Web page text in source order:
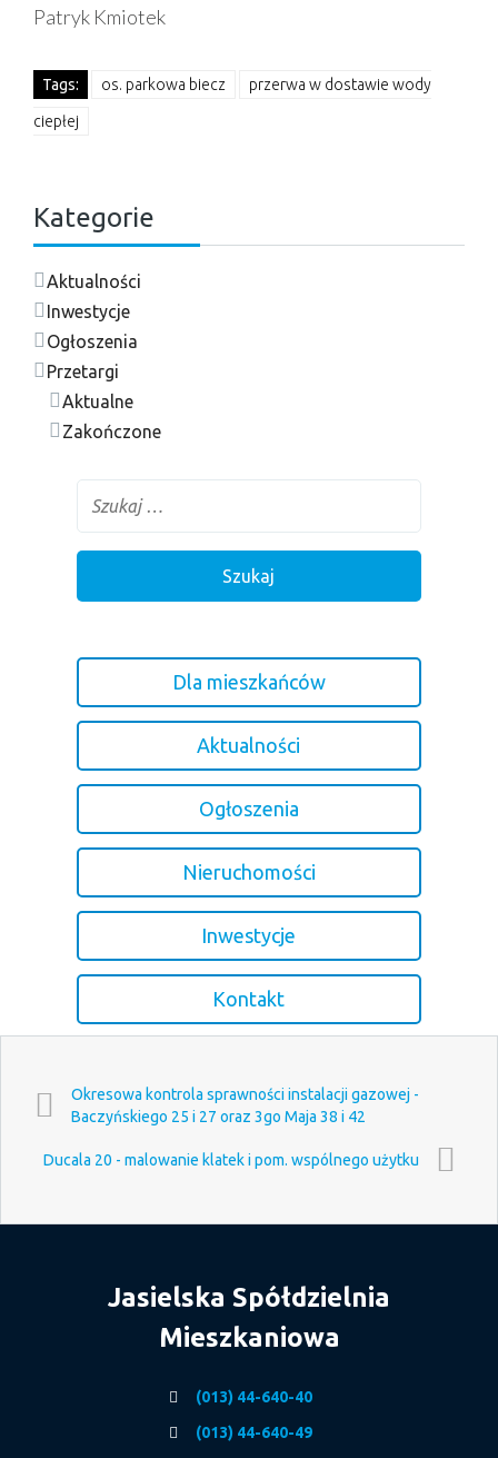
Patryk Kmiotek
Tags: os. parkowa biecz przerwa w dostawie wody
ciepłej
Kategorie
Aktualności
Inwestycje
Ogłoszenia
Przetargi
Aktualne
Zakończone
Dla mieszkańców
Aktualności
Ogłoszenia
Nieruchomości
Inwestycje
Kontakt
Okresowa kontrola sprawności instalacji gazowej -
Baczyńskiego 25 i 27 oraz 3go Maja 38 i 42
Ducala 20 - malowanie klatek i pom. wspólnego użytku
Jasielska Spółdzielnia
Mieszkaniowa
(013) 44-640-40
(013) 44-640-49